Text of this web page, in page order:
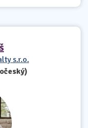
s.r.o.